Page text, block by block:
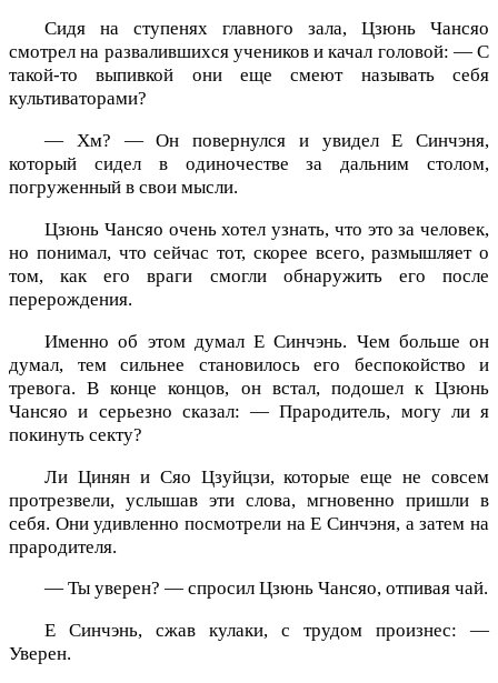
Сидя на ступенях главного зала, Цзюнь Чансяо
смотрел на развалившихся учеников и качал головой: — С
такой-то выпивкой они еще смеют называть себя
культиваторами?
— Хм? — Он повернулся и увидел Е Синчэня,
который сидел в одиночестве за дальним столом,
погруженный в свои мысли.
Цзюнь Чансяо очень хотел узнать, что это за человек,
но понимал, что сейчас тот, скорее всего, размышляет о
том, как его враги смогли обнаружить его после
перерождения.
Именно об этом думал Е Синчэнь. Чем больше он
думал, тем сильнее становилось его беспокойство и
тревога. В конце концов, он встал, подошел к Цзюнь
Чансяо и серьезно сказал: — Прародитель, могу ли я
покинуть секту?
Ли Цинян и Сяо Цзуйцзи, которые еще не совсем
протрезвели, услышав эти слова, мгновенно пришли в
себя. Они удивленно посмотрели на Е Синчэня, а затем на
прародителя.
— Ты уверен? — спросил Цзюнь Чансяо, отпивая чай.
Е Синчэнь, сжав кулаки, с трудом произнес: —
Уверен.